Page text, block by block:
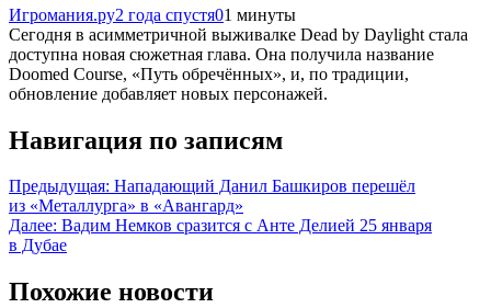
Игромания.ру2 года спустя01 минуты
Сегодня в асимметричной выживалке Dead by Daylight стала
доступна новая сюжетная глава. Она получила название
Doomed Course, «Путь обречённых», и, по традиции,
обновление добавляет новых персонажей.
Навигация по записям
Предыдущая: Нападающий Данил Башкиров перешёл
из «Металлурга» в «Авангард»
Далее: Вадим Немков сразится с Анте Делией 25 января
в Дубае
Похожие новости